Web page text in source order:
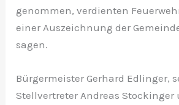
genommen, verdienten
einer Auszeichnung der
sagen.
Bürgermeister Gerhard Edlinger,
Stellvertreter Andreas Stockinger